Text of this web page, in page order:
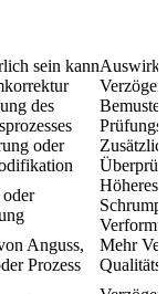
sein kann
des
oder
Höheres
Anguss,
Prozess
Mehr